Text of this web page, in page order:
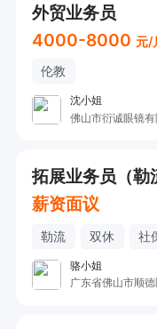
外贸业务员
4000-8000 元/
伦教
沈小姐
佛山市衍诚眼镜有
拓展业务员（勒
薪资面议
勒流 双休 社
骆小姐